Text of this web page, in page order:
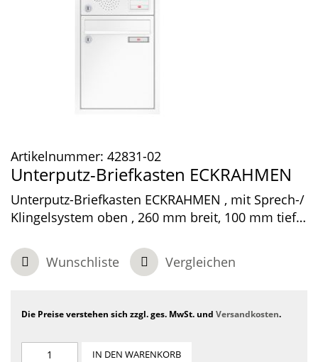
Artikelnummer: 42831-02
Unterputz-Briefkasten ECKRAHMEN
Unterputz-Briefkasten ECKRAHMEN , mit Sprech-/
Klingelsystem oben , 260 mm breit, 100 mm tief,
Wunschliste
Vergleichen
Die Preise verstehen sich zzgl. ges. MwSt. und Versandkosten.
IN DEN WARENKORB